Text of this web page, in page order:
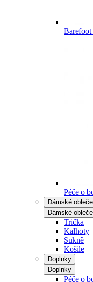
Péče o
Dámské
Dámské
Trička
Kalhoty
Sukně
Košile
Doplnky
Doplnky
Péče o